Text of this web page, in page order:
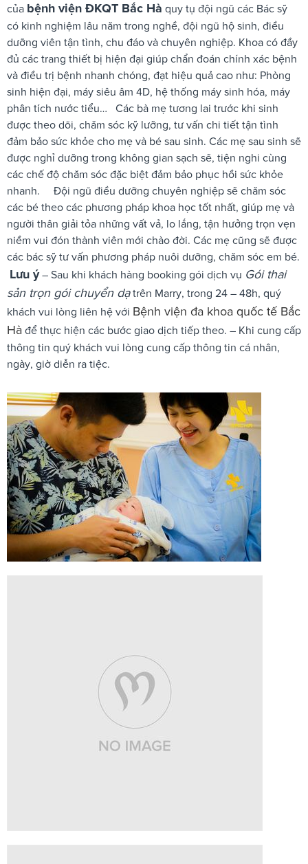
của bệnh viện ĐKQT Bắc Hà quy tụ đội ngũ các Bác sỹ
có kinh nghiệm lâu năm trong nghề, đội ngũ hộ sinh, điều
dưỡng viên tận tình, chu đáo và chuyên nghiệp. Khoa có đầy
đủ các trang thiết bị hiện đại giúp chẩn đoán chính xác bệnh
và điều trị bệnh nhanh chóng, đạt hiệu quả cao như: Phòng
sinh hiện đại, máy siêu âm 4D, hệ thống máy sinh hóa, máy
phân tích nước tiểu…
Các bà mẹ tương lai trước khi sinh
được theo dõi, chăm sóc kỹ lưỡng, tư vấn chi tiết tận tình
đảm bảo sức khỏe cho mẹ và bé sau sinh. Các mẹ sau sinh sẽ
được nghỉ dưỡng trong không gian sạch sẽ, tiện nghi cùng
các chế độ chăm sóc đặc biệt đảm bảo phục hồi sức khỏe
nhanh.
Đội ngũ điều dưỡng chuyên nghiệp sẽ chăm sóc
các bé theo các phương pháp khoa học tốt nhất, giúp mẹ và
người thân giải tỏa những vất vả, lo lắng, tận hưởng trọn vẹn
niềm vui đón thành viên mới chào đời. Các mẹ cũng sẽ được
các bác sỹ tư vấn phương pháp nuôi dưỡng, chăm sóc em bé.
Lưu ý– Sau khi khách hàng booking gói dịch vụ Gói thai
sản trọn gói chuyển dạtrên Marry, trong 24 – 48h, quý
khách vui lòng liên hệ với Bệnh viện đa khoa quốc tế Bắc
Hà để thực hiện các bước giao dịch tiếp theo. – Khi cung cấp
thông tin quý khách vui lòng cung cấp thông tin cá nhân,
ngày, giờ diễn ra tiệc.